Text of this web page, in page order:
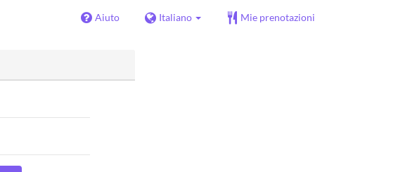
Aiuto Italiano Mie prenotazioni